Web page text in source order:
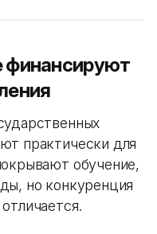
финансируют
практически для
обучение,
но конкуренция